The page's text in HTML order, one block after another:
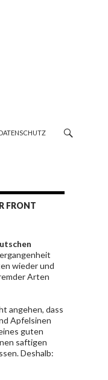
FRONT
wieder und
Arten
angehen, dass
Apfelsinen
guten
saftigen
Deshalb: